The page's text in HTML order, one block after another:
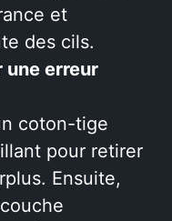
et
des cils.
une erreur
coton-tige
pour retirer
Ensuite,